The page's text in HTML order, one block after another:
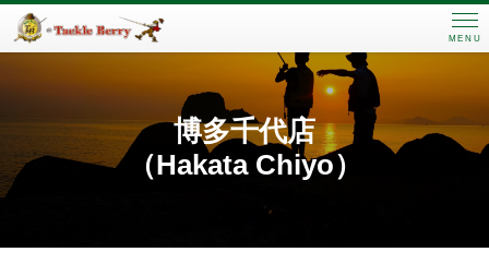
MENU
博多千代店
（Hakata Chiyo）